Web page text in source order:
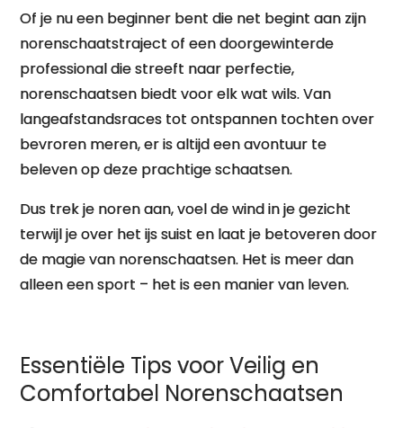
Of je nu een beginner bent die net begint aan zijn
norenschaatstraject of een doorgewinterde
professional die streeft naar perfectie,
norenschaatsen biedt voor elk wat wils. Van
langeafstandsraces tot ontspannen tochten over
bevroren meren, er is altijd een avontuur te
beleven op deze prachtige schaatsen.
Dus trek je noren aan, voel de wind in je gezicht
terwijl je over het ijs suist en laat je betoveren door
de magie van norenschaatsen. Het is meer dan
alleen een sport – het is een manier van leven.
Essentiële Tips voor Veilig en
Comfortabel Norenschaatsen